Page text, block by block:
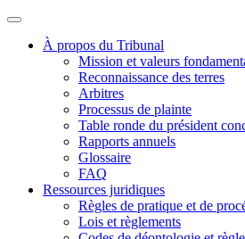
À propos du Tribunal
Mission et valeurs
Reconnaissance des terres
Arbitres
Processus de plainte
Table ronde du président
Rapports annuels
Glossaire
FAQ
Ressources juridiques
Règles de pratique et de
Lois et règlements